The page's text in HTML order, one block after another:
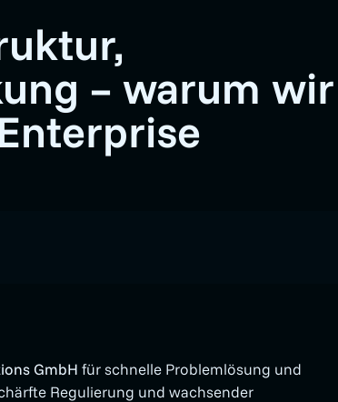
– warum wir
GmbH für schnelle Problemlösung und
Regulierung und wachsender